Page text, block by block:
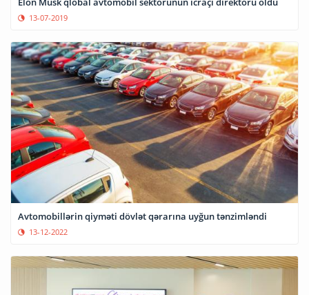
13-07-2019
Avtomobillərin qiyməti dövlət qərarına uyğun tənzimləndi
13-12-2022